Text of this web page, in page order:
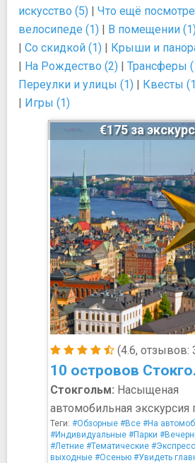
искусство (5) | Что ещё
велосипеде (1) | В помещении
| Со скидкой (1) | Крыши и
| На Рождество (2) | Трансферы
Переулки и улицы (1) | Квесты
| Игры (1)
(4.6, отзывов:
10 островов
€175 за
Стокгольм: Насыщеная
автомобильная экскурсия
Теги: #Обзорные #Все #На
#Индивидуальные #Парки
#Летние #Тематические
выходные #Осенью #Увидеть